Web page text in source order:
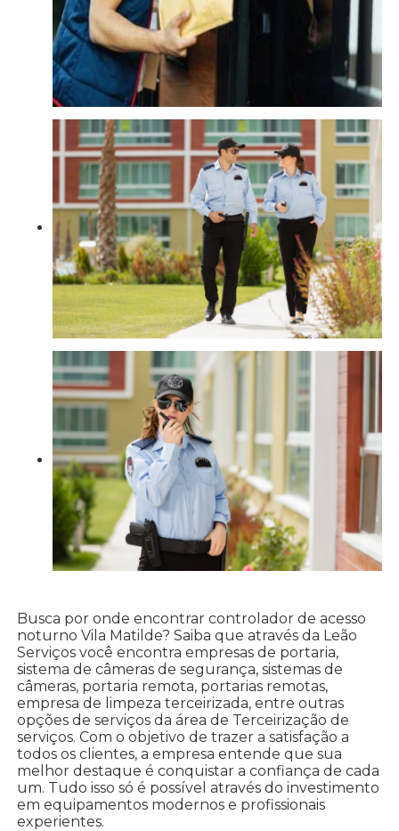
Busca por onde encontrar controlador de acesso
noturno Vila Matilde? Saiba que através da Leão
Serviços você encontra empresas de portaria,
sistema de câmeras de segurança, sistemas de
câmeras, portaria remota, portarias remotas,
empresa de limpeza terceirizada, entre outras
opções de serviços da área de Terceirização de
serviços. Com o objetivo de trazer a satisfação a
todos os clientes, a empresa entende que sua
melhor destaque é conquistar a confiança de cada
um. Tudo isso só é possível através do investimento
em equipamentos modernos e profissionais
experientes.